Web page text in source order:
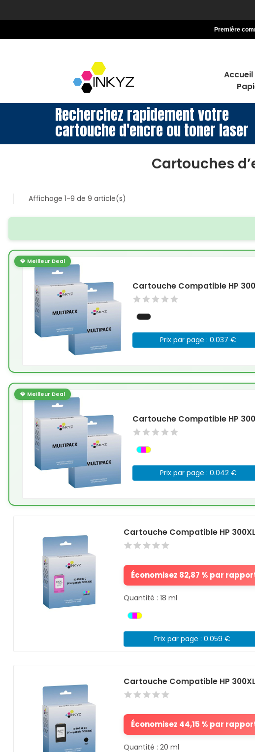
Première
Accueil
Recherchez rapidement votre
cartouche d'encre ou toner laser
Cartouches
Affichage 1-9 de 9 article(s)
💎 Meilleur Deal
Cartouche Compatible HP
Prix par page : 0.037 €
💎 Meilleur Deal
Cartouche Compatible HP
Prix par page : 0.042 €
Cartouche Compatible HP
Économisez 82,87 % par
Quantité : 18 ml
Prix par page : 0.059 €
Cartouche Compatible HP
Économisez 44,15 % par
Quantité : 20 ml